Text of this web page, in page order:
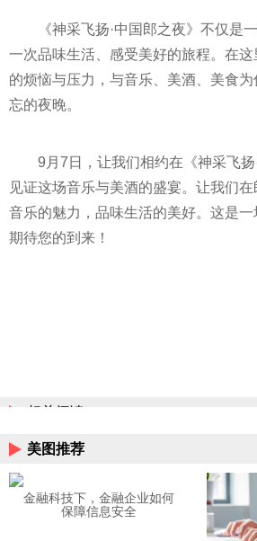
《神采飞扬·中国郎之夜》不仅是
一次品味生活、感受美好的旅程。在
的烦恼与压力，与音乐、美酒、美食
忘的夜晚。
9月7日，让我们相约在《神采飞扬
见证这场音乐与美酒的盛宴。让我们
音乐的魅力，品味生活的美好。这是一
期待您的到来！
相关阅读
美图推荐
金融科技下，金融企业如何
保障信息安全